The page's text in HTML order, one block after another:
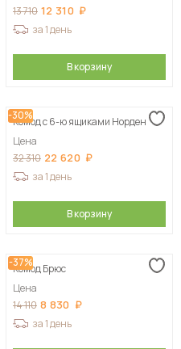
13 710 12 310
за 1 день
В корзину
-30%
Комод с 6-ю ящиками Норден
Цена
32 310 22 620
за 1 день
В корзину
-37%
Комод Брюс
Цена
14 110 8 830
за 1 день